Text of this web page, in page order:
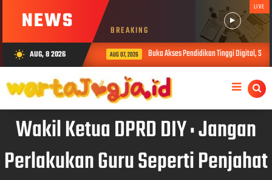
NEWS BREAKING
LIVE
wb_sunny AUG, 8 2026 AUG 07, 2026 Buka Akses Pendidikan Tinggi Digital,
Wakil Ketua DPRD DIY : Jangan
Perlakukan Guru Seperti Penjahat